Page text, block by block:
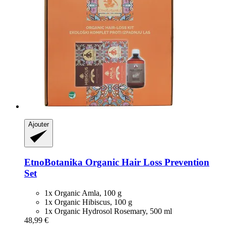
Ajouter
EtnoBotanika Organic Hair Loss Prevention
Set
1x Organic Amla, 100 g
1x Organic Hibiscus, 100 g
1x Organic Hydrosol Rosemary, 500 ml
48,99 €